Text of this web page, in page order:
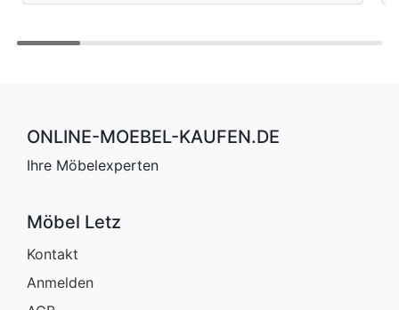
ONLINE-MOEBEL-KAUFEN.DE
Ihre Möbelexperten
Möbel Letz
Kontakt
Anmelden